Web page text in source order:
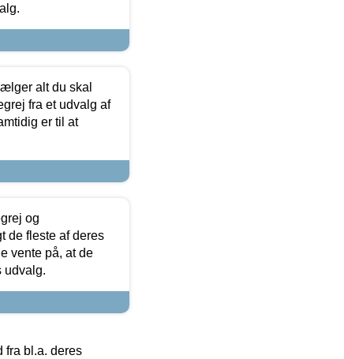
alt du skal
fra et udvalg af
er til at
og
de fleste af deres
vente på, at de
udvalg.
fra bl.a. deres